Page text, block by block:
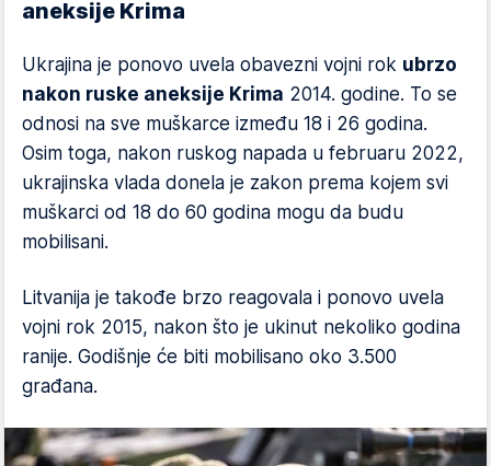
aneksije Krima
Ukrajina je ponovo uvela obavezni vojni rok ubrzo
nakon ruske aneksije Krima 2014. godine. To se
odnosi na sve muškarce između 18 i 26 godina.
Osim toga, nakon ruskog napada u februaru 2022,
ukrajinska vlada donela je zakon prema kojem svi
muškarci od 18 do 60 godina mogu da budu
mobilisani.
Litvanija je takođe brzo reagovala i ponovo uvela
vojni rok 2015, nakon što je ukinut nekoliko godina
ranije. Godišnje će biti mobilisano oko 3.500
građana.